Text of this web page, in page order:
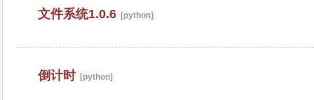
文件系统1.0.6 [python]
倒计时 [python]